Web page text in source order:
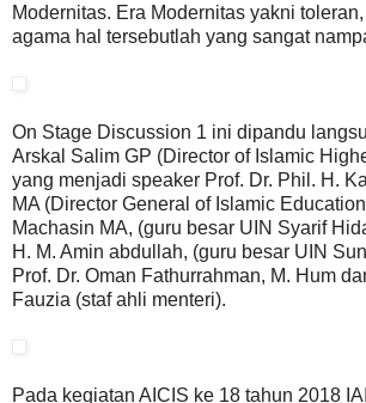
Modernitas. Era Modernitas yakni
agama hal tersebutlah yang sangat
On Stage Discussion 1 ini dipandu
Arskal Salim GP (Director of Islamic
yang menjadi speaker Prof. Dr. Phil. H.
MA (Director General of Islamic
Machasin MA, (guru besar UIN Syarif
H. M. Amin abdullah, (guru besar UIN
Prof. Dr. Oman Fathurrahman, M. Hum
Fauzia (staf ahli menteri).
Pada kegiatan AICIS ke 18 tahun 2018